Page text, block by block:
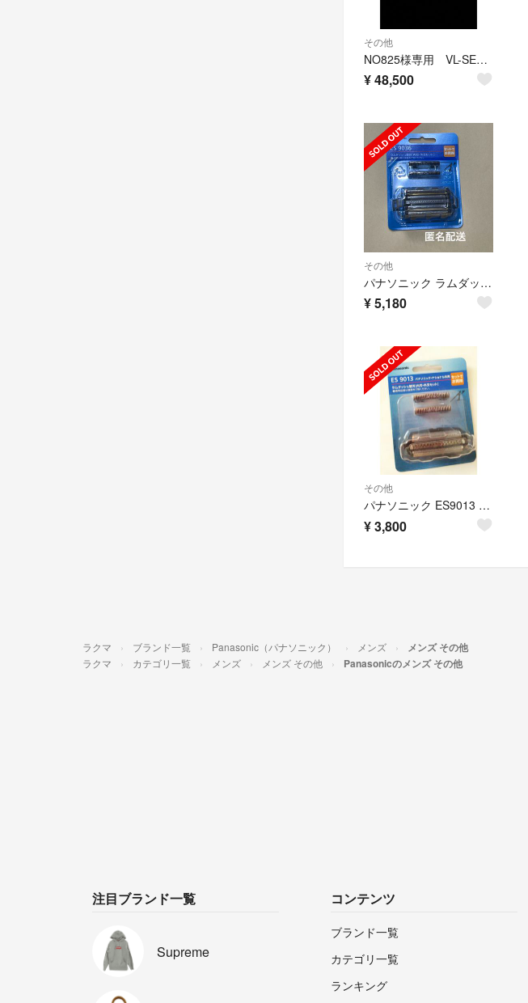
その他
NO825様専用 VL-SE25XA 6台
¥48,500
その他
パナソニック ラムダッシュ 替刃 シェーバー メンズ 髭剃り ES9036 新品
¥5,180
その他
パナソニック ES9013 シェーバー替刃（外刃・内刃セット）
¥3,800
ラクマ ブランド一覧 Panasonic（パナソニック） メンズ メンズ その他
ラクマ カテゴリ一覧 メンズ メンズ その他 Panasonicのメンズ その他
注目ブランド一覧
Supreme
コンテンツ
ブランド一覧
カテゴリ一覧
ランキング